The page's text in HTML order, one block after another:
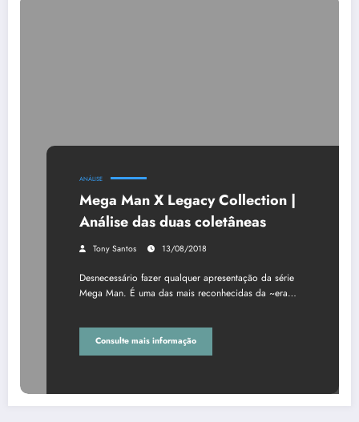
ANÁLISE
Mega Man X Legacy Collection |
Análise das duas coletâneas
Tony Santos 13/08/2018
Desnecessário fazer qualquer apresentação da série
Mega Man. É uma das mais reconhecidas da ~era…
Consulte mais informação